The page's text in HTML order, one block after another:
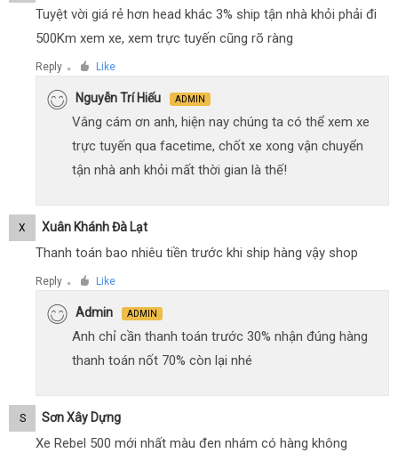
Tuyệt vời giá rẻ hơn head khác 3% ship tận nhà khỏi phải đi
500Km xem xe, xem trực tuyến cũng rõ ràng
Reply ● Like
Nguyễn Trí Hiếu ADMIN
Vâng cám ơn anh, hiện nay chúng ta có thể xem xe
trực tuyến qua facetime, chốt xe xong vận chuyển
tận nhà anh khỏi mất thời gian là thế!
X Xuân Khánh Đà Lạt
Thanh toán bao nhiêu tiền trước khi ship hàng vậy shop
Reply ● Like
Admin ADMIN
Anh chỉ cần thanh toán trước 30% nhận đúng hàng
thanh toán nốt 70% còn lại nhé
S Sơn Xây Dựng
Xe Rebel 500 mới nhất màu đen nhám có hàng không